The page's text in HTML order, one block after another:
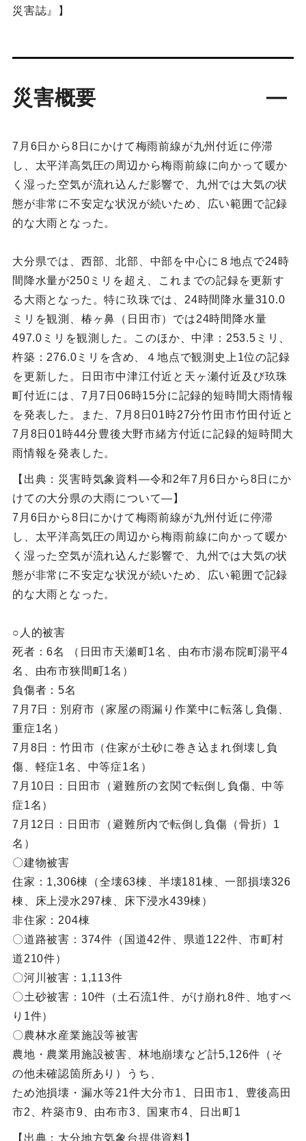
災害誌』】
災害概要
7月6日から8日にかけて梅雨前線が九州付近に停滞
し、太平洋高気圧の周辺から梅雨前線に向かって暖か
く湿った空気が流れ込んだ影響で、九州では大気の状
態が非常に不安定な状況が続いため、広い範囲で記録
的な大雨となった。
大分県では、西部、北部、中部を中心に８地点で24時
間降水量が250ミリを超え、これまでの記録を更新す
る大雨となった。特に玖珠では、24時間降水量310.0
ミリを観測、椿ヶ鼻（日田市）では24時間降水量
497.0ミリを観測した。このほか、中津：253.5ミリ、
杵築：276.0ミリを含め、４地点で観測史上1位の記録
を更新した。日田市中津江付近と天ヶ瀬付近及び玖珠
町付近には、7月7日06時15分に記録的短時間大雨情報
を発表した。また、7月8日01時27分竹田市竹田付近と
7月8日01時44分豊後大野市緒方付近に記録的短時間大
雨情報を発表した。
【出典：災害時気象資料―令和2年7月6日から8日にか
けての大分県の大雨について―】
7月6日から8日にかけて梅雨前線が九州付近に停滞
し、太平洋高気圧の周辺から梅雨前線に向かって暖か
く湿った空気が流れ込んだ影響で、九州では大気の状
態が非常に不安定な状況が続いため、広い範囲で記録
的な大雨となった。
○人的被害
死者：6名 （日田市天瀬町1名、由布市湯布院町湯平4
名、由布市狭間町1名）
負傷者：5名
7月7日：別府市（家屋の雨漏り作業中に転落し負傷、
重症1名）
7月8日：竹田市（住家が土砂に巻き込まれ倒壊し負
傷、軽症1名、中等症1名）
7月10日：日田市（避難所の玄関で転倒し負傷、中等
症1名）
7月12日：日田市（避難所内で転倒し負傷（骨折）1
名）
〇建物被害
住家：1,306棟（全壊63棟、半壊181棟、一部損壊326
棟、床上浸水297棟、床下浸水439棟）
非住家：204棟
〇道路被害：374件（国道42件、県道122件、市町村
道210件）
〇河川被害：1,113件
〇土砂被害：10件（土石流1件、がけ崩れ8件、地すべ
り1件）
〇農林水産業施設等被害
農地・農業用施設被害、林地崩壊など計5,126件（そ
の他未確認箇所あり）うち、
ため池損壊・漏水等21件大分市1、日田市1、豊後高田
市2、杵築市9、由布市3、国東市4、日出町1
【出典：大分地方気象台提供資料】